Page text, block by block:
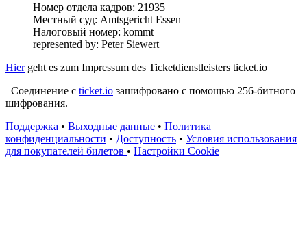
Номер отдела кадров: 21935
Местный суд: Amtsgericht Essen
Налоговый номер: kommt
represented by: Peter Siewert
Hiergeht es zum Impressum des Ticketdienstleisters ticket.io
Соединение с ticket.io зашифровано с помощью 256-битного
шифрования.
Поддержка • Выходные данные • Политика
конфиденциальности • Доступность • Условия использования
для покупателей билетов • Настройки Cookie